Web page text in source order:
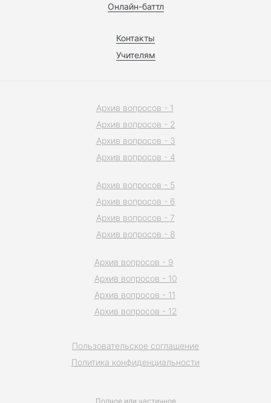
Онлайн-баттл
Контакты
Учителям
Полное или частичное
Пользовательское соглашение
Политика конфиденциальности
Архив вопросов - 1
Архив вопросов - 2
Архив вопросов - 3
Архив вопросов - 4
Архив вопросов - 5
Архив вопросов - 6
Архив вопросов - 7
Архив вопросов - 8
Архив вопросов - 9
Архив вопросов - 10
Архив вопросов - 11
Архив вопросов - 12